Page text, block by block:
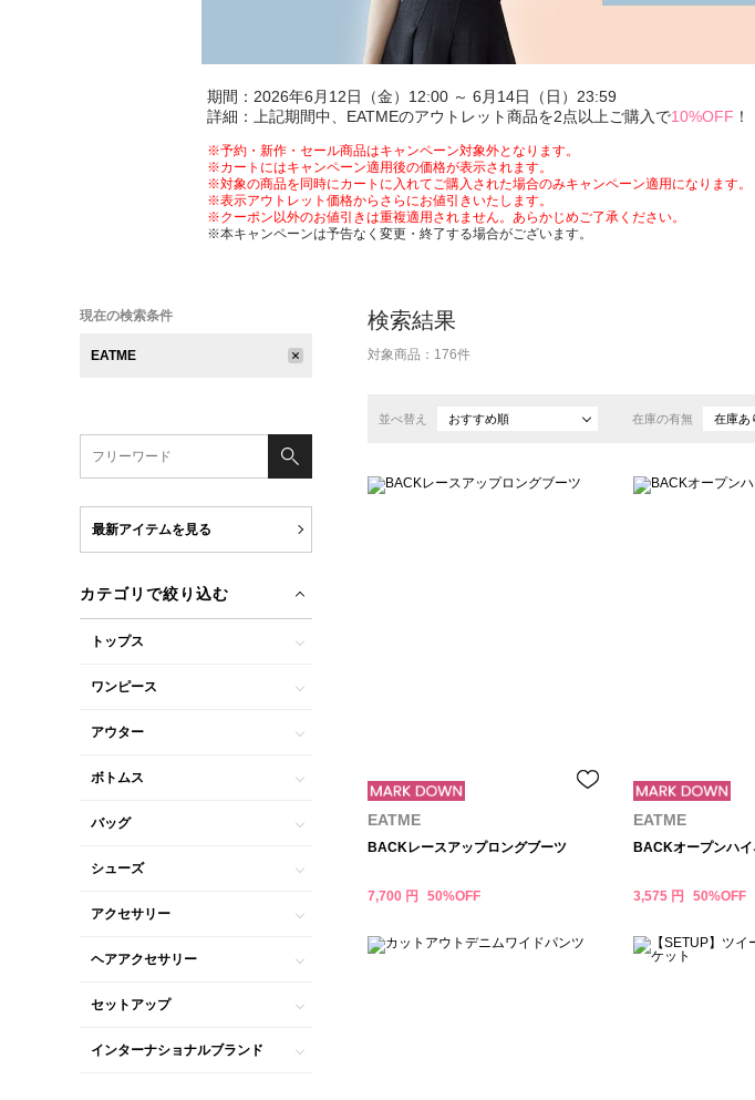
期間：2026年6月12日（金）12:00 ～ 6月14日（日）23:59
詳細：上記期間中、EATMEのアウトレット商品を2点以上ご購入で10%OFF ！
※予約・新作・セール商品はキャンペーン対象外となります。
※カートにはキャンペーン適用後の価格が表示されます。
※対象の商品を同時にカートに入れてご購入された場合のみキャンペーン適用になります。
※表示アウトレット価格からさらにお値引きいたします。
※クーポン以外のお値引きは重複適用されません。あらかじめご了承ください。
※本キャンペーンは予告なく変更・終了する場合がございます。
検索結果
対象商品： 176件
並べ替え おすすめ順 在庫の有無 在庫あ
EATME
BACKレースアップロングブーツ
7,700 円 50%OFF
EATME
BACKオープンハ
3,575 円 50%OFF
現在の検索条件
EATME
最新アイテムを見る
カテゴリで絞り込む
トップス
ワンピース
アウター
ボトムス
バッグ
シューズ
アクセサリー
ヘアアクセサリー
セットアップ
インターナショナルブランド